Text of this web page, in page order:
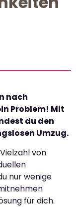
nach
Problem! Mit
du den
Umzug.
von
nur wenige
für dich.